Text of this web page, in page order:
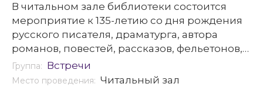
В читальном зале библиотеки состоится
мероприятие к 135-летию со дня рождения
русского писателя, драматурга, автора
романов, повестей, рассказов, фельетонов,
пьес, инсценировок и киносценариев –
Михаила Афанасьевича Булгакова.
Группа: Встречи
Место проведения: Читальный зал